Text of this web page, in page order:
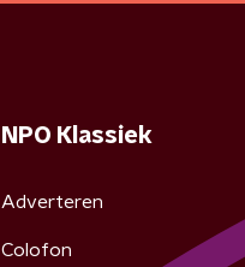
NPO Klassiek
Adverteren
Colofon